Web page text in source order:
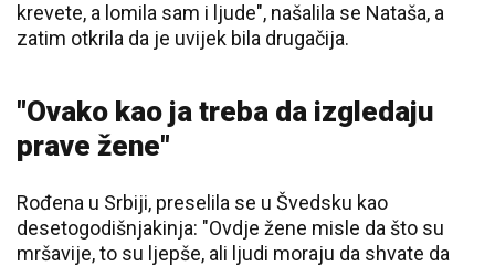
krevete, a lomila sam i ljude", našalila se Nataša, a
zatim otkrila da je uvijek bila drugačija.
"Ovako kao ja treba da izgledaju
prave žene"
Rođena u Srbiji, preselila se u Švedsku kao
desetogodišnjakinja: "Ovdje žene misle da što su
mršavije, to su ljepše, ali ljudi moraju da shvate da